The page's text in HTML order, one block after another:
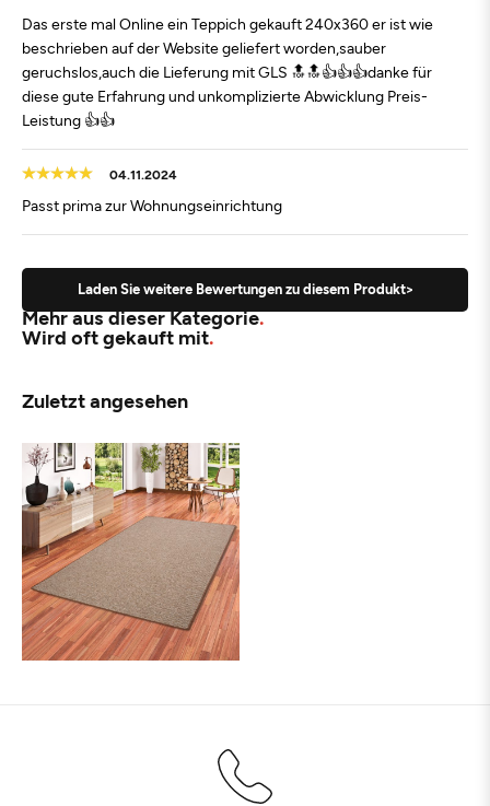
Das erste mal Online ein Teppich gekauft 240x360 er ist wie
beschrieben auf der Website geliefert worden,sauber
geruchslos,auch die Lieferung mit GLS 🔝🔝👍👍👍danke für
diese gute Erfahrung und unkomplizierte Abwicklung Preis-
Leistung 👍👍
04.11.2024
Passt prima zur Wohnungseinrichtung
Laden Sie weitere Bewertungen zu diesem Produkt>
Mehr aus dieser Kategorie
Wird oft gekauft mit
Zuletzt angesehen